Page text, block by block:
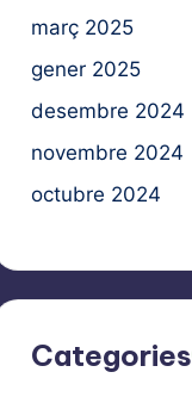
març 2025
gener 2025
desembre 2024
novembre 2024
octubre 2024
Categories